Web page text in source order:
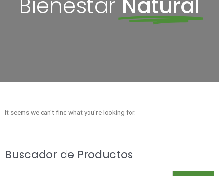
Bienestar Natural
It seems we can't find what you're looking for.
Buscador de Productos
Buscar